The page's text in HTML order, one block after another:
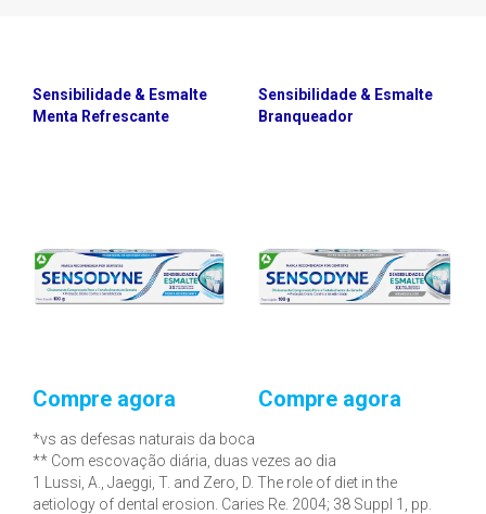
Sensibilidade & Esmalte
Menta Refrescante
Compre agora
Sensibilidade & Esmalte
Branqueador
Compre agora
*vs as defesas naturais da boca
** Com escovação diária, duas vezes ao dia
1 Lussi, A., Jaeggi, T. and Zero, D. The role of diet in the
aetiology of dental erosion. Caries Re. 2004; 38 Suppl 1, pp.